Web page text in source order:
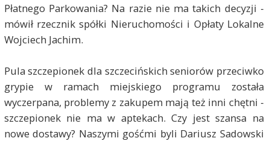
Płatnego Parkowania? Na razie nie ma takich decyzji -
mówił rzecznik spółki Nieruchomości i Opłaty Lokalne
Wojciech Jachim.
Pula szczepionek dla szczecińskich seniorów przeciwko
grypie w ramach miejskiego programu została
wyczerpana, problemy z zakupem mają też inni chętni -
szczepionek nie ma w aptekach. Czy jest szansa na
nowe dostawy? Naszymi gośćmi byli Dariusz Sadowski